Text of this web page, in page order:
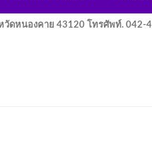
ดหนองคาย 43120 โทรศัพท์. 042-